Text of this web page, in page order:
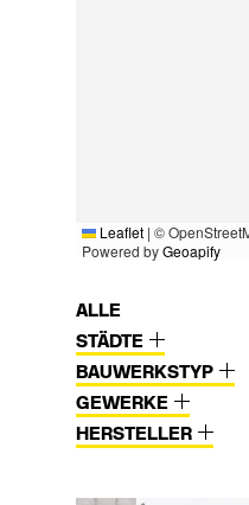
Leaflet | ©
Powered byGeoapify
ALLE
STÄDTE
BAUWERKSTYP
GEWERKE
HERSTELLER